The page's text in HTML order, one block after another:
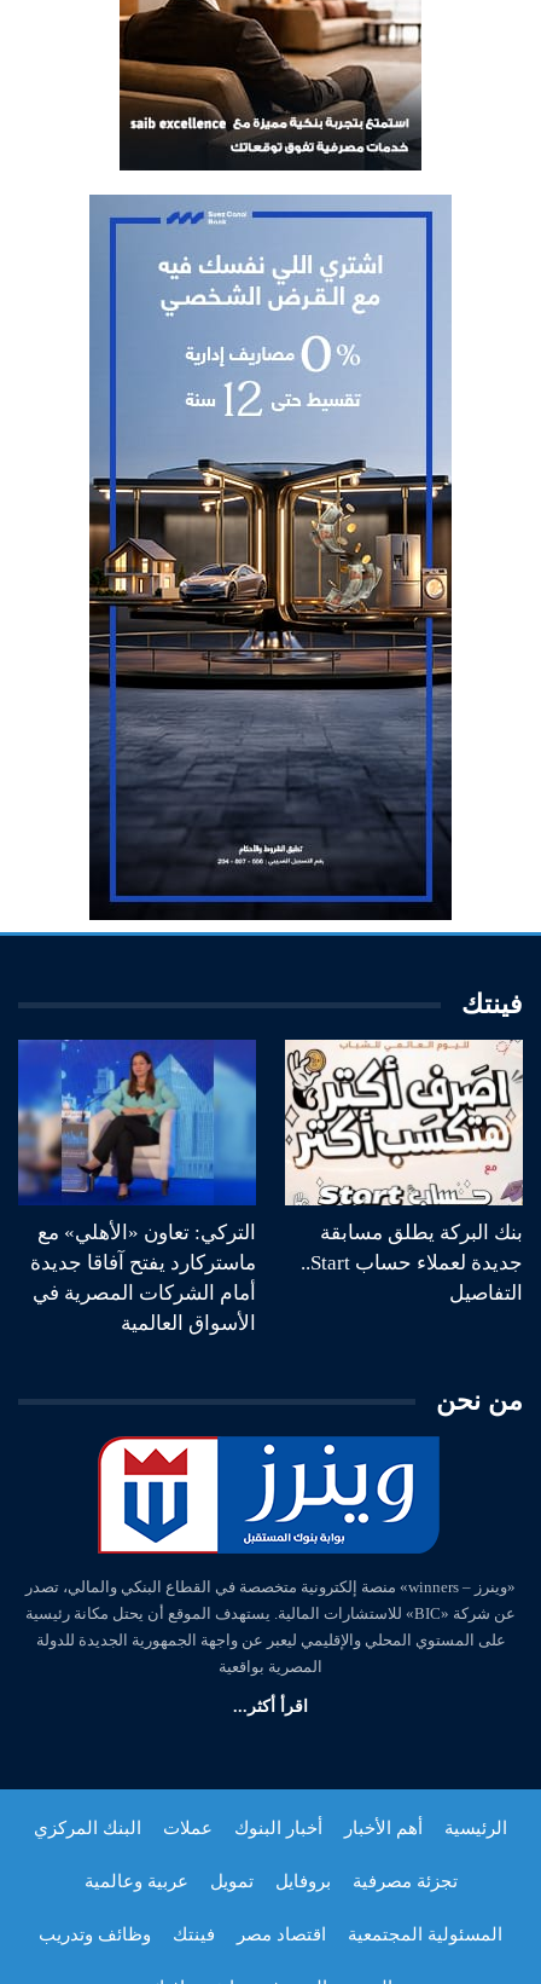
فينتك
بنك البركة يطلق مسابقة
جديدة لعملاء حساب Start..
التفاصيل
التركي: تعاون «الأهلي» مع
ماستركارد يفتح آفاقا جديدة
أمام الشركات المصرية في
الأسواق العالمية
من نحن
«وينرز – winners» منصة إلكترونية متخصصة في القطاع البنكي والمالي، تصدر
عن شركة «BIC» للاستشارات المالية. يستهدف الموقع أن يحتل مكانة رئيسية
على المستوي المحلي والإقليمي ليعبر عن واجهة الجمهورية الجديدة للدولة
المصرية بواقعية
اقرأ أكثر...
الرئيسية أهم الأخبار أخبار البنوك عملات البنك المركزي
تجزئة مصرفية بروفايل تمويل عربية وعالمية
المسئولية المجتمعية اقتصاد مصر فينتك وظائف وتدريب